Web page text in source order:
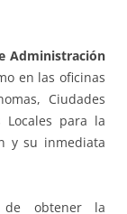
Administración
en las oficinas
Ciudades
Locales para la
y su inmediata
de obtener la